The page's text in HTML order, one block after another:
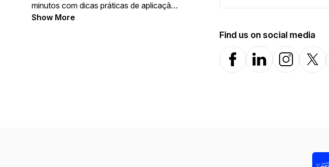
minutos com dicas práticas de aplicação
real para profissionais que querem
Show More
Find us on social media
FacebookLinkedInInstagramX-com